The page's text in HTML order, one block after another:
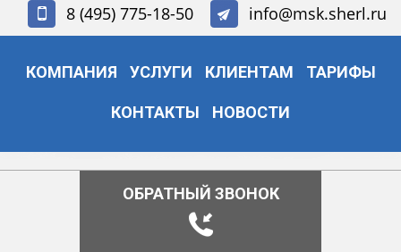
8 (495) 775-18-50 info@msk.sherl.ru
КОМПАНИЯ УСЛУГИ КЛИЕНТАМ ТАРИФЫ
КОНТАКТЫ НОВОСТИ
ОБРАТНЫЙ ЗВОНОК